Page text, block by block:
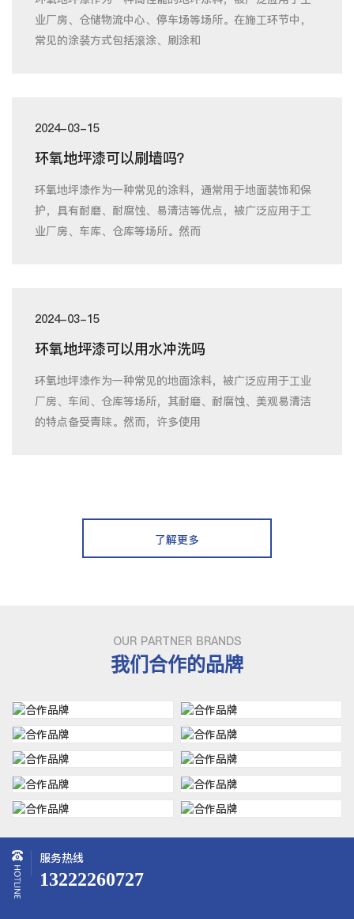
业厂房、仓储物流中心、停车场等场所。在施工环节中，
常见的涂装方式包括滚涂、刷涂和
2024-03-15
环氧地坪漆可以刷墙吗？
环氧地坪漆作为一种常见的涂料，通常用于地面装饰和保
护，具有耐磨、耐腐蚀、易清洁等优点，被广泛应用于工
业厂房、车库、仓库等场所。然而
2024-03-15
环氧地坪漆可以用水冲洗吗
环氧地坪漆作为一种常见的地面涂料，被广泛应用于工业
厂房、车间、仓库等场所，其耐磨、耐腐蚀、美观易清洁
的特点备受青睐。然而，许多使用
了解更多
OUR PARTNER BRANDS
我们合作的品牌
服务热线
13222260727